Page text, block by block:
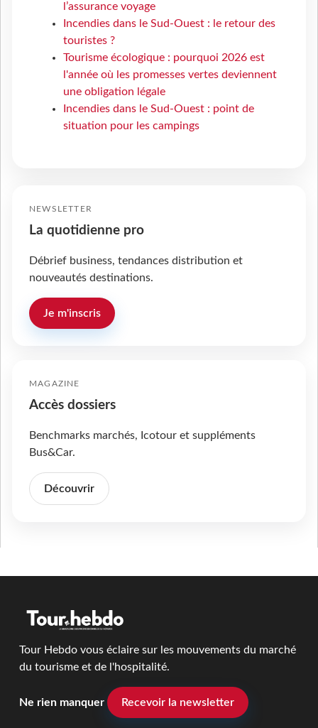
l’assurance voyage
Incendies dans le Sud-Ouest : le retour des
touristes ?
Tourisme écologique : pourquoi 2026 est
l'année où les promesses vertes deviennent
une obligation légale
Incendies dans le Sud-Ouest : point de
situation pour les campings
NEWSLETTER
La quotidienne pro
Débrief business, tendances distribution et
nouveautés destinations.
Je m'inscris
MAGAZINE
Accès dossiers
Benchmarks marchés, Icotour et suppléments
Bus&Car.
Découvrir
Tour Hebdo vous éclaire sur les mouvements du marché
du tourisme et de l'hospitalité.
Ne rien manquer Recevoir la newsletter